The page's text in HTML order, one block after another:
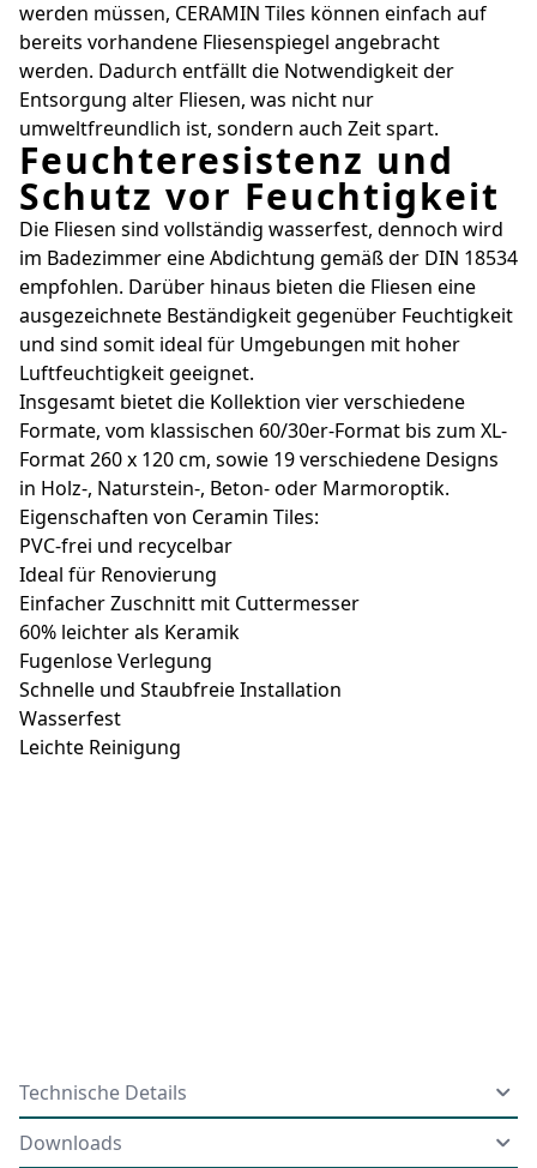
werden müssen, CERAMIN Tiles können einfach auf
bereits vorhandene Fliesenspiegel angebracht
werden. Dadurch entfällt die Notwendigkeit der
Entsorgung alter Fliesen, was nicht nur
umweltfreundlich ist, sondern auch Zeit spart.
Feuchteresistenz und
Schutz vor Feuchtigkeit
Die Fliesen sind vollständig wasserfest, dennoch wird
im Badezimmer eine Abdichtung gemäß der DIN 18534
empfohlen. Darüber hinaus bieten die Fliesen eine
ausgezeichnete Beständigkeit gegenüber Feuchtigkeit
und sind somit ideal für Umgebungen mit hoher
Luftfeuchtigkeit geeignet.
Insgesamt bietet die Kollektion vier verschiedene
Formate, vom klassischen 60/30er-Format bis zum XL-
Format 260 x 120 cm, sowie 19 verschiedene Designs
in Holz-, Naturstein-, Beton- oder Marmoroptik.
Eigenschaften von Ceramin Tiles:
PVC-frei und recycelbar
Ideal für Renovierung
Einfacher Zuschnitt mit Cuttermesser
60% leichter als Keramik
Fugenlose Verlegung
Schnelle und Staubfreie Installation
Wasserfest
Leichte Reinigung
Technische Details
Downloads